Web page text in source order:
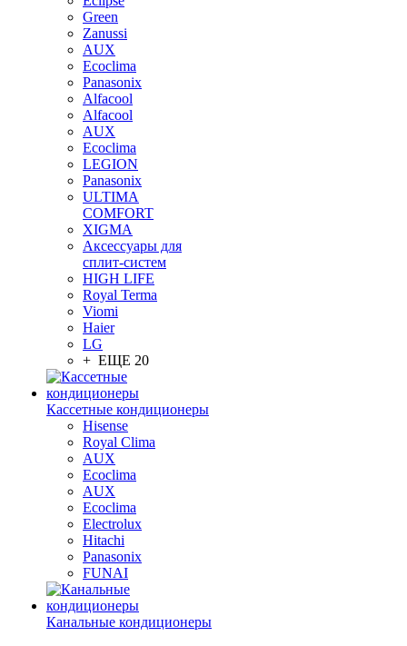
Green
Zanussi
AUX
Ecoclima
Panasonix
Alfacool
Alfacool
AUX
Ecoclima
LEGION
Panasonix
ULTIMA
COMFORT
XIGMA
Аксессуары для
сплит-систем
HIGH LIFE
Royal Terma
Viomi
Haier
LG
+ ЕЩЕ 20
Кассетные кондиционеры
Hisense
Royal Clima
AUX
Ecoclima
AUX
Ecoclima
Electrolux
Hitachi
Panasonix
FUNAI
Канальные кондиционеры